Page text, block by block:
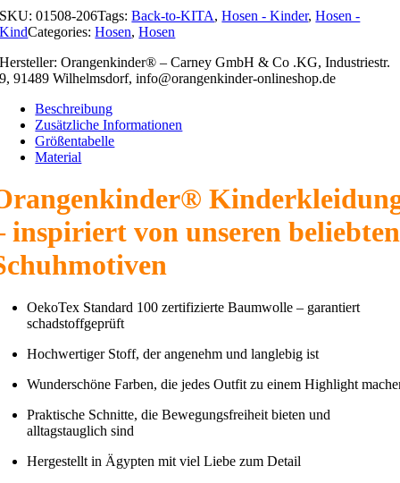
SKU:01508-206Tags:Back-to-KITA,Hosen - Kinder,Hosen -
KindCategories:Hosen,Hosen
Hersteller: Orangenkinder® – Carney GmbH & Co .KG, Industriestr.
9, 91489 Wilhelmsdorf, info@orangenkinder-onlineshop.de
Beschreibung
Zusätzliche Informationen
Größentabelle
Material
rangenkinder®
inspiriert von unseren beliebten
OekoTex Standard 100 zertifizierte Baumwolle – garantiert
schadstoffgeprüft
Hochwertiger Stoff, der angenehm und langlebig ist
Wunderschöne Farben, die jedes Outfit zu einem Highlight
Praktische Schnitte, die Bewegungsfreiheit bieten und
alltagstauglich sind
Hergestellt in Ägypten mit viel Liebe zum Detail